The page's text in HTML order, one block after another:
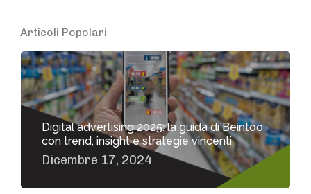
Articoli Popolari
Digital advertising 2025: la guida di Beintoo
con trend, insight e strategie vincenti
Dicembre 17, 2024